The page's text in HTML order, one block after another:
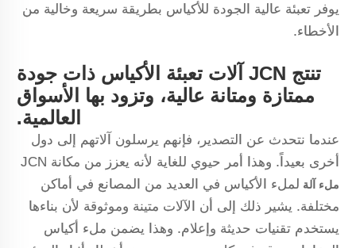
يوفر تعبئة عالية الجودة للأكياس بطريقة سريعة وخالية من
الأخطاء.
تنتج JCN آلات تعبئة الأكياس ذات جودة
ممتازة ومتانة عالية، وتزود بها الأسواق
العالمية.
عندما نتحدث عن التصدير، فإنهم يرسلون آلاتهم إلى دول
أخرى بعيداً. وهذا أمر حيوي للغاية لأنه يعزز من مكانة JCN
ملء آلة لملء الأكياس في العديد من المصانع في أماكن
مختلفة. يشير ذلك إلى أن الآلات متينة وموثوقة لأن بناءها
يستخدم تقنيات حديثة وإعلام. وهذا يضمن ملء أكياس